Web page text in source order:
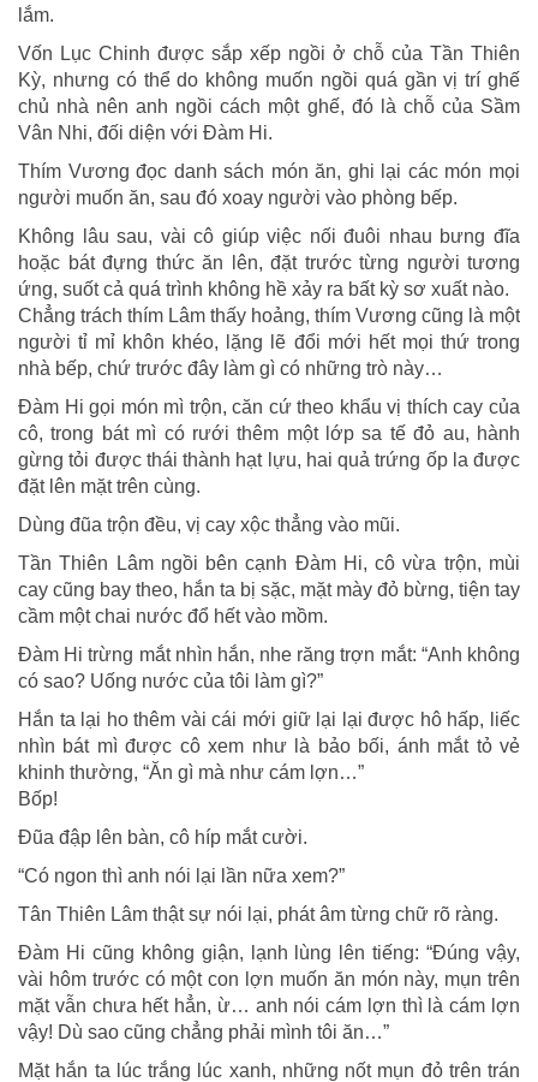
lắm.
Vốn Lục Chinh được sắp xếp ngồi ở chỗ của Tần Thiên
Kỳ, nhưng có thể do không muốn ngồi quá gần vị trí ghế
chủ nhà nên anh ngồi cách một ghế, đó là chỗ của Sầm
Vân Nhi, đối diện với Đàm Hi.
Thím Vương đọc danh sách món ăn, ghi lại các món mọi
người muốn ăn, sau đó xoay người vào phòng bếp.
Không lâu sau, vài cô giúp việc nối đuôi nhau bưng đĩa
hoặc bát đựng thức ăn lên, đặt trước từng người tương
ứng, suốt cả quá trình không hề xảy ra bất kỳ sơ xuất nào.
Chẳng trách thím Lâm thấy hoảng, thím Vương cũng là một
người tỉ mỉ khôn khéo, lặng lẽ đổi mới hết mọi thứ trong
nhà bếp, chứ trước đây làm gì có những trò này…
Đàm Hi gọi món mì trộn, căn cứ theo khẩu vị thích cay của
cô, trong bát mì có rưới thêm một lớp sa tế đỏ au, hành
gừng tỏi được thái thành hạt lựu, hai quả trứng ốp la được
đặt lên mặt trên cùng.
Dùng đũa trộn đều, vị cay xộc thẳng vào mũi.
Tần Thiên Lâm ngồi bên cạnh Đàm Hi, cô vừa trộn, mùi
cay cũng bay theo, hắn ta bị sặc, mặt mày đỏ bừng, tiện tay
cầm một chai nước đổ hết vào mồm.
Đàm Hi trừng mắt nhìn hắn, nhe răng trợn mắt: “Anh không
có sao? Uống nước của tôi làm gì?”
Hắn ta lại ho thêm vài cái mới giữ lại lại được hô hấp, liếc
nhìn bát mì được cô xem như là bảo bối, ánh mắt tỏ vẻ
khinh thường, “Ăn gì mà như cám lợn…”
Bốp!
Đũa đập lên bàn, cô híp mắt cười.
“Có ngon thì anh nói lại lần nữa xem?”
Tân Thiên Lâm thật sự nói lại, phát âm từng chữ rõ ràng.
Đàm Hi cũng không giận, lạnh lùng lên tiếng: “Đúng vậy,
vài hôm trước có một con lợn muốn ăn món này, mụn trên
mặt vẫn chưa hết hẳn, ừ… anh nói cám lợn thì là cám lợn
vậy! Dù sao cũng chẳng phải mình tôi ăn…”
Mặt hắn ta lúc trắng lúc xanh, những nốt mụn đỏ trên trán